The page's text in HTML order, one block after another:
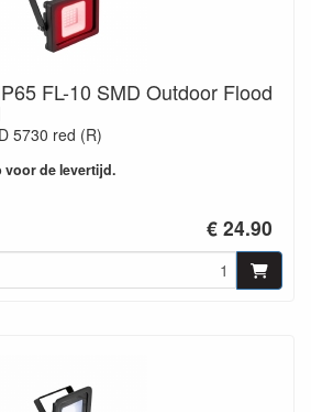
FL-10 SMD Outdoor Flood
5730 red (R)
voor de levertijd.
€ 24.90